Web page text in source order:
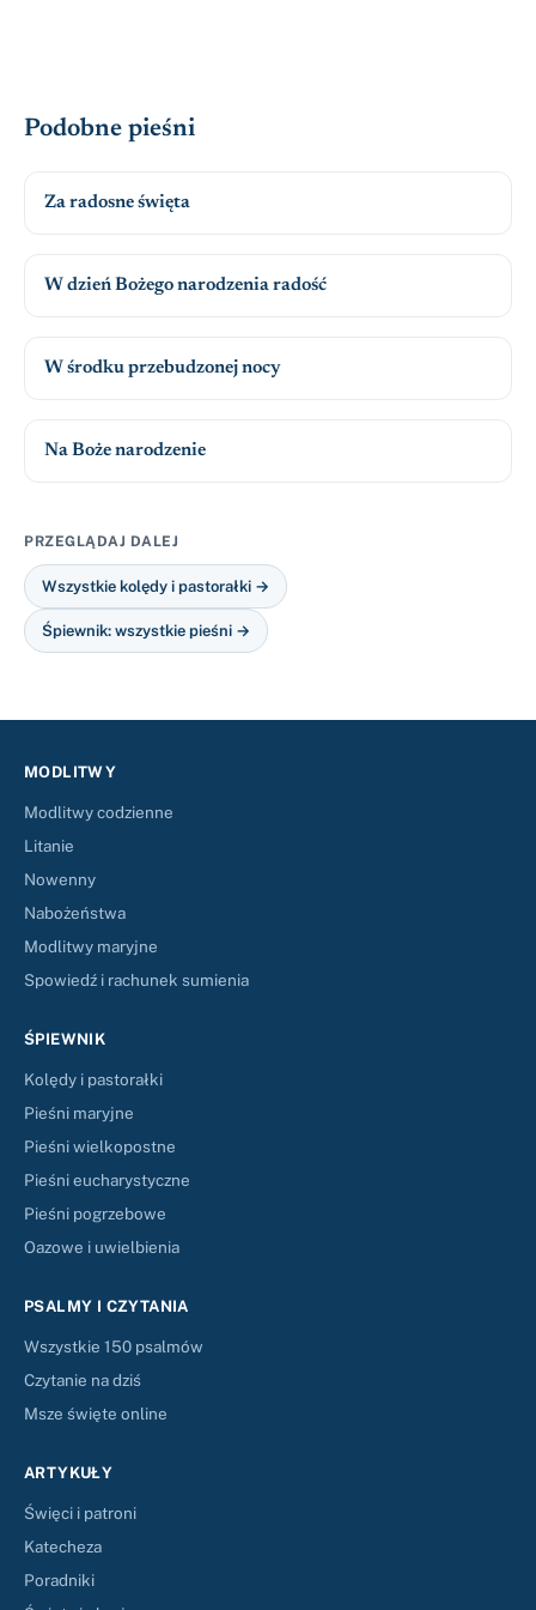
Podobne pieśni
Za radosne święta
W dzień Bożego narodzenia radość
W środku przebudzonej nocy
Na Boże narodzenie
PRZEGLĄDAJ DALEJ
Wszystkie kolędy i pastorałki →
Śpiewnik: wszystkie pieśni →
MODLITWY
Modlitwy codzienne
Litanie
Nowenny
Nabożeństwa
Modlitwy maryjne
Spowiedź i rachunek sumienia
ŚPIEWNIK
Kolędy i pastorałki
Pieśni maryjne
Pieśni wielkopostne
Pieśni eucharystyczne
Pieśni pogrzebowe
Oazowe i uwielbienia
PSALMY I CZYTANIA
Wszystkie 150 psalmów
Czytanie na dziś
Msze święte online
ARTYKUŁY
Święci i patroni
Katecheza
Poradniki